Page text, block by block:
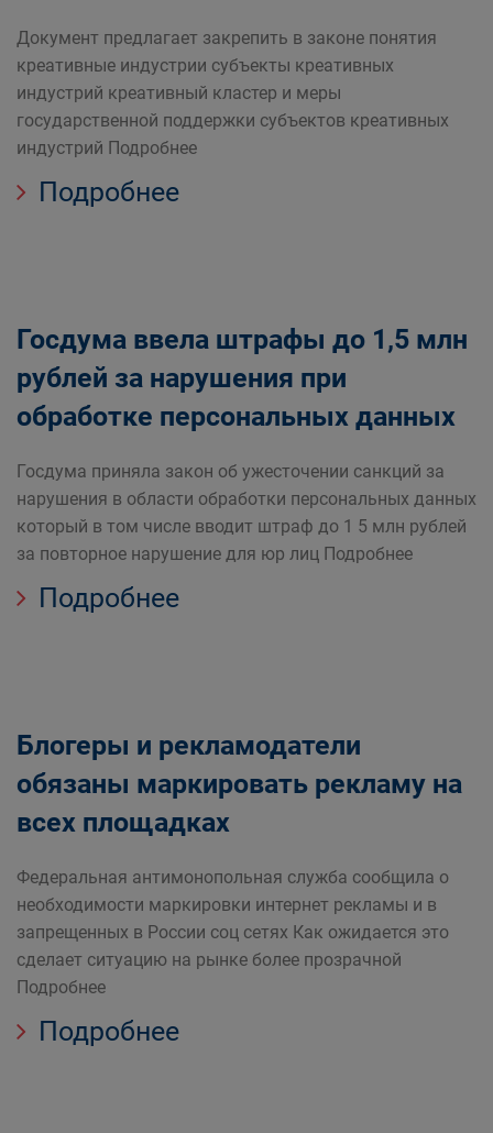
Документ предлагает закрепить в законе понятия
креативные индустрии субъекты креативных
индустрий креативный кластер и меры
государственной поддержки субъектов креативных
индустрий Подробнее
Подробнее
Госдума ввела штрафы до 1,5 млн
рублей за нарушения при
обработке персональных данных
Госдума приняла закон об ужесточении санкций за
нарушения в области обработки персональных данных
который в том числе вводит штраф до 1 5 млн рублей
за повторное нарушение для юр лиц Подробнее
Подробнее
Блогеры и рекламодатели
обязаны маркировать рекламу на
всех площадках
Федеральная антимонопольная служба сообщила о
необходимости маркировки интернет рекламы и в
запрещенных в России соц сетях Как ожидается это
сделает ситуацию на рынке более прозрачной
Подробнее
Подробнее